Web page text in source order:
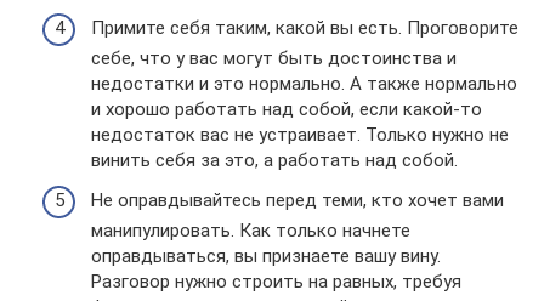
Примите себя таким, какой вы есть. Проговорите
себе, что у вас могут быть достоинства и
недостатки и это нормально. А также нормально
и хорошо работать над собой, если какой-то
недостаток вас не устраивает. Только нужно не
винить себя за это, а работать над собой.
Не оправдывайтесь перед теми, кто хочет вами
манипулировать. Как только начнете
оправдываться, вы признаете вашу вину.
Разговор нужно строить на равных, требуя